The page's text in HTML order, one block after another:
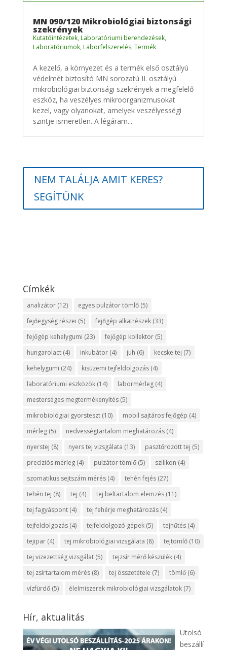
MN 090/120 Mikrobiológiai biztonsági
szekrények
Kutatóintézetek, Laboratóriumi berendezések,
Laboratóriumok, Laborfelszerelés,Termék
A kezelő, a környezet és a termék első osztályú
védelmét biztosító MN sorozatú II. osztályú
mikrobiológiai biztonsági szekrények a megfelelő
eszköz, ha veszélyes mikroorganizmusokat
kezel, vagy olyanokat, amelyek veszélyességi
szintje ismeretlen. A légáram...
NEM TALÁLJA AMIT KERES?
SEGÍTÜNK
Címkék
analizátor(12) egyes pulzátor tömlő(5)
fejőegység részei (5) fejőgép alkatrészek(33)
fejőgép kehelygumi (23) fejőgép kollektor(5)
hungarolact(4) inkubátor(4) juh (6) kecske tej (7)
kehelygumi (24) kisüzemi tejfeldolgozás(4)
laboratóriumi eszközök(14) labormérleg(4)
mesterséges megtermékenyítés(5)
mikrobiológiai gyorsteszt(10) mobil sajtáros fejőgép (4)
mérleg(5) nedvességtartalom meghatározás(4)
nyerstej (8) nyers tej vizsgálata (13) pasztőrözött tej (5)
precíziós mérleg(4) pulzátor tömlő(5) szilikon (4)
szomatikus sejtszám mérés(4) tehén fejés(27)
tehén tej (8) tej (4) tej beltartalom elemzés(11)
tej fagyáspont(4) tej fehérje meghatározás(4)
tejfeldolgozás(4) tejfeldolgozó gépek(5) tejhűtés(4)
tejipar(4) tej mikrobiológiai vizsgálata (8) tejtömlő(10)
tej vizezettség vizsgálat(5) tejzsír mérő készülék(4)
tej zsírtartalom mérés(8) tej összetétele (7) tömlő(6)
vízfürdő(5) élelmiszerek mikrobiológiai vizsgálatok(7)
Hír, aktualitás
Utolsó
beszállí